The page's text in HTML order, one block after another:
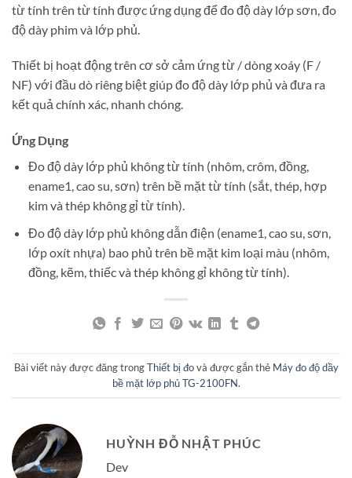
từ tính trên từ tính được ứng dụng để đo độ dày lớp sơn, đo
độ dày phim và lớp phủ.
Thiết bị hoạt động trên cơ sở cảm ứng từ / dòng xoáy (F /
NF) với đầu dò riêng biệt giúp đo độ dày lớp phủ và đưa ra
kết quả chính xác, nhanh chóng.
Ứng Dụng
Đo độ dày lớp phủ không từ tính (nhôm, crôm, đồng,
ename1, cao su, sơn) trên bề mặt từ tính (sắt, thép, hợp
kim và thép không gỉ từ tính).
Đo độ dày lớp phủ không dẫn điện (ename1, cao su, sơn,
lớp oxít nhựa) bao phủ trên bề mặt kim loại màu (nhôm,
đồng, kẽm, thiếc và thép không gỉ không từ tính).
Bài viết này được đăng trongThiết bị đovà được gắn thẻ Máy đo độ dầy
bề mặt lớp phủ TG-2100FN.
HUỲNH ĐỖ NHẬT PHÚC
Dev